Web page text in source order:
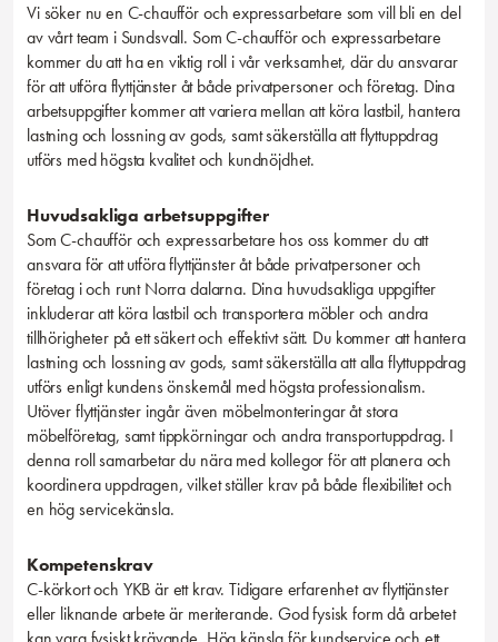
Vi söker nu en C-chaufför och expressarbetare som vill bli en del
av vårt team i Sundsvall. Som C-chaufför och expressarbetare
kommer du att ha en viktig roll i vår verksamhet, där du ansvarar
för att utföra flyttjänster åt både privatpersoner och företag. Dina
arbetsuppgifter kommer att variera mellan att köra lastbil, hantera
lastning och lossning av gods, samt säkerställa att flyttuppdrag
utförs med högsta kvalitet och kundnöjdhet.
Huvudsakliga arbetsuppgifter
Som C-chaufför och expressarbetare hos oss kommer du att
ansvara för att utföra flyttjänster åt både privatpersoner och
företag i och runt Norra dalarna. Dina huvudsakliga uppgifter
inkluderar att köra lastbil och transportera möbler och andra
tillhörigheter på ett säkert och effektivt sätt. Du kommer att hantera
lastning och lossning av gods, samt säkerställa att alla flyttuppdrag
utförs enligt kundens önskemål med högsta professionalism.
Utöver flyttjänster ingår även möbelmonteringar åt stora
möbelföretag, samt tippkörningar och andra transportuppdrag. I
denna roll samarbetar du nära med kollegor för att planera och
koordinera uppdragen, vilket ställer krav på både flexibilitet och
en hög servicekänsla.
Kompetenskrav
C-körkort och YKB är ett krav. Tidigare erfarenhet av flyttjänster
eller liknande arbete är meriterande. God fysisk form då arbetet